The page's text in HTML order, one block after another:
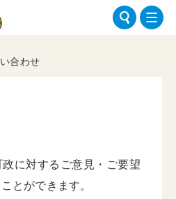
合わせ
に対するご意見・ご要望
とができます。